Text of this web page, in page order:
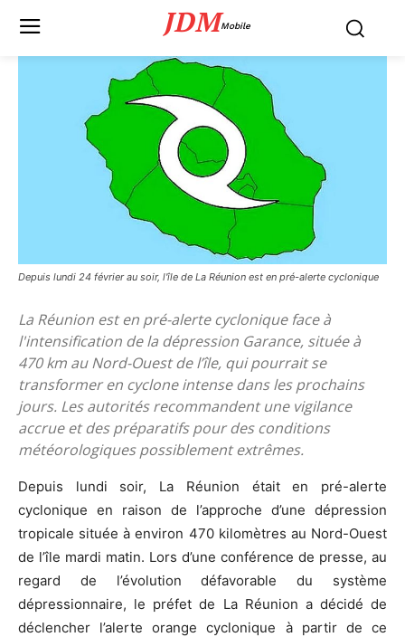
JDMMobile
Depuis lundi 24 février au soir, l'île de La Réunion est en pré-alerte cyclonique
La Réunion est en pré-alerte cyclonique face à
l'intensification de la dépression Garance, située à
470 km au Nord-Ouest de l’île, qui pourrait se
transformer en cyclone intense dans les prochains
jours. Les autorités recommandent une vigilance
accrue et des préparatifs pour des conditions
météorologiques possiblement extrêmes.
Depuis lundi soir, La Réunion était en pré-alerte
cyclonique en raison de l’approche d’une dépression
tropicale située à environ 470 kilomètres au Nord-Ouest
de l’île mardi matin. Lors d’une conférence de presse, au
regard de l’évolution défavorable du système
dépressionnaire, le préfet de La Réunion a décidé de
déclencher l’alerte orange cyclonique à partir de ce